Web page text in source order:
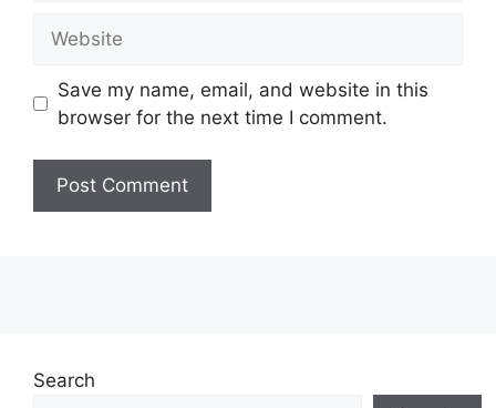
Save my name, email, and website in this
browser for the next time I comment.
Search